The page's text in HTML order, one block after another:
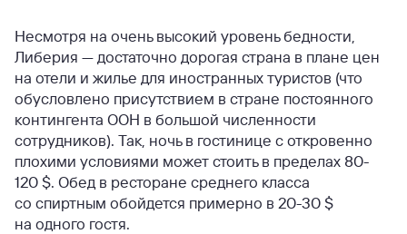
Несмотря на очень высокий уровень бедности,
Либерия — достаточно дорогая страна в плане цен
на отели и жилье для иностранных туристов (что
обусловлено присутствием в стране постоянного
контингента ООН в большой численности
сотрудников). Так, ночь в гостинице с откровенно
плохими условиями может стоить в пределах 80-
120 $. Обед в ресторане среднего класса
со спиртным обойдется примерно в 20-30 $
на одного гостя.